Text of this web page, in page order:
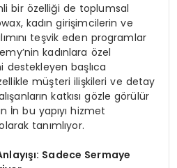
bir özelliği de toplumsal
kadın girişimcilerin ve
teşvik eden programlar
kadınlara özel
destekleyen başlıca
müşteri ilişkileri ve detay
katkısı gözle görülür
İn bu yapıyı hizmet
tanımlıyor.
Sadece Sermaye